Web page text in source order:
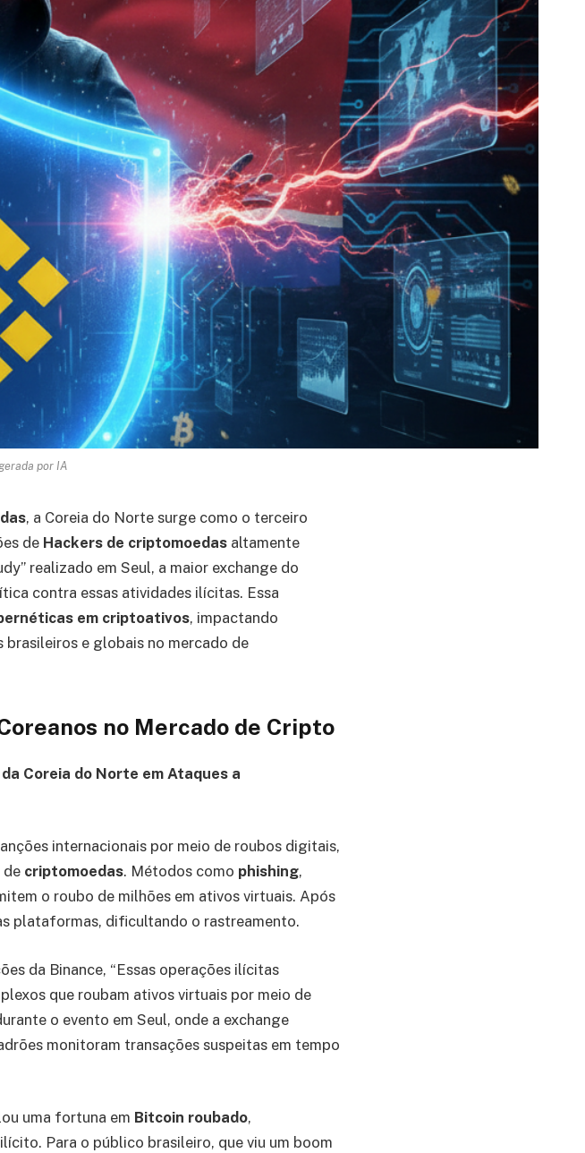
por IA
, a Coreia do Norte surge como o terceiro
de Hackers de criptomoedas altamente
realizado em Seul, a maior exchange do
contra essas atividades ilícitas. Essa
em criptoativos, impactando
e globais no mercado de
no Mercado de Cripto
Coreia do Norte em Ataques a
internacionais por meio de roubos digitais,
de criptomoedas. Métodos como phishing,
o roubo de milhões em ativos virtuais. Após
plataformas, dificultando o rastreamento.
da Binance, “Essas operações ilícitas
que roubam ativos virtuais por meio de
o evento em Seul, onde a exchange
monitoram transações suspeitas em tempo
uma fortuna em Bitcoin roubado,
Para o público brasileiro, que viu um boom